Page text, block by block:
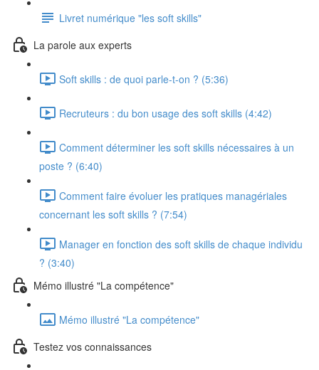
Livret numérique "les soft skills"
La parole aux experts
Soft skills : de quoi parle-t-on ? (5:36)
Recruteurs : du bon usage des soft skills (4:42)
Comment déterminer les soft skills nécessaires à un
poste ? (6:40)
Comment faire évoluer les pratiques managériales
concernant les soft skills ? (7:54)
Manager en fonction des soft skills de chaque individu
? (3:40)
Mémo illustré "La compétence"
Mémo illustré "La compétence"
Testez vos connaissances